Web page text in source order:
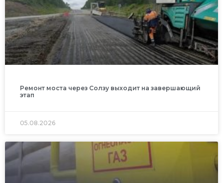
Ремонт моста через Солзу выходит на завершающий
этап
05.08.2026